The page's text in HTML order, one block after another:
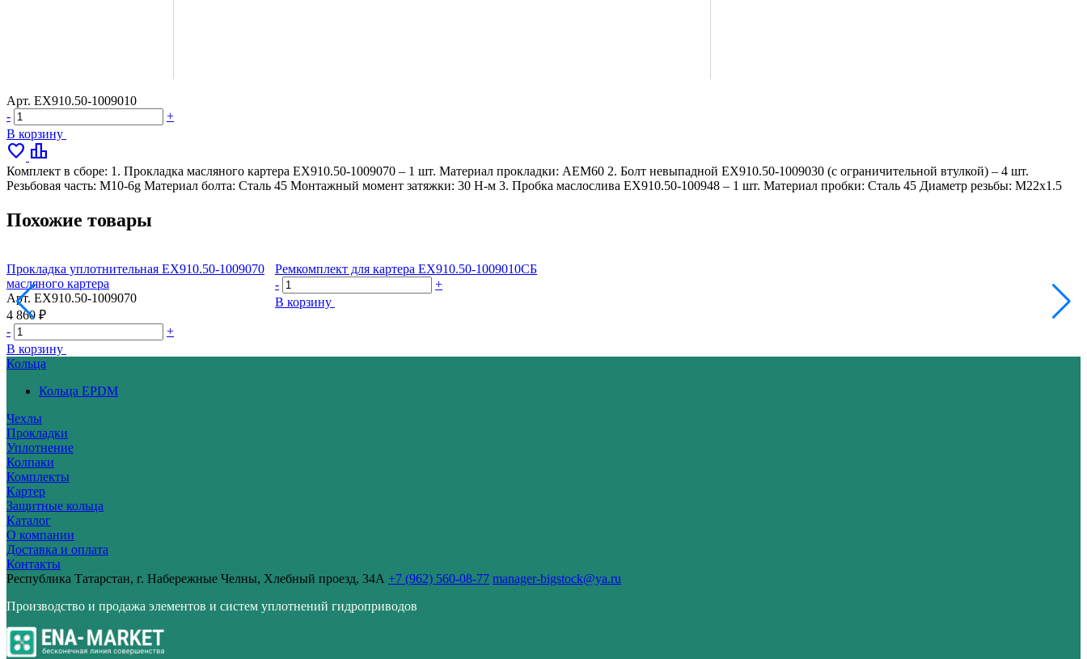
Арт. ЕХ910.50-1009010
-
+
В корзину
favorite leaderboard
Комплект в сборе: 1. Прокладка масляного картера ЕХ910.50‑1009070 – 1 шт. Материал прокладки: АЕМ60 2. Болт невыпадной ЕХ910.50‑1009030 (с ограничительной втулкой) – 4 шт.
Резьбовая часть: М10-6g Материал болта: Сталь 45 Монтажный момент затяжки: 30 Н-м 3. Пробка маслослива ЕХ910.50‑100948 – 1 шт. Материал пробки: Сталь 45 Диаметр резьбы: М22х1.5
Похожие товары
Прокладка уплотнительная ЕХ910.50‑1009070
масляного картера
Арт. ЕХ910.50‑1009070
4 860 ₽
-
+
В корзину
Ремкомплект для картера ЕХ910.50-1009010СБ
-
+
В корзину
Кольца
Кольца EPDM
Чехлы
Прокладки
Уплотнение
Колпаки
Комплекты
Картер
Защитные кольца
Каталог
О компании
Доставка и оплата
Контакты
Республика Татарстан, г. Набережные Челны, Хлебный проезд, 34А +7 (962) 560-08-77 manager-bigstock@ya.ru
Производство и продажа элементов и систем уплотнений гидроприводов